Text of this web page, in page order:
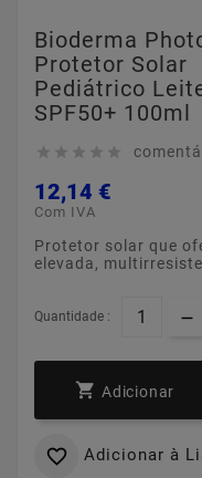
Bioderma
Protetor Solar
Pediátrico
SPF50+ 100ml
    
12,14 €
Com IVA
Protetor solar que
elevada,
Quantidade :
 Adicionar
 Adicionar à